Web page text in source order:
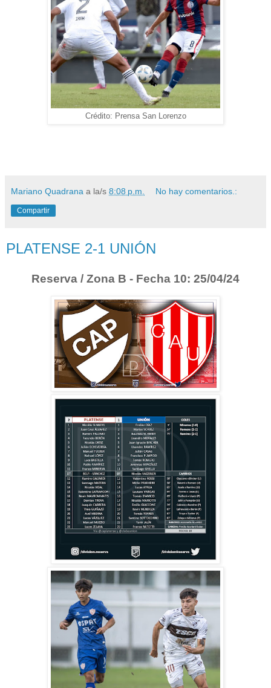
Crédito: Prensa San Lorenzo
Mariano Quadrana a la/s 8:08 p.m. No hay comentarios.:
Compartir
PLATENSE 2-1 UNIÓN
Reserva / Zona B - Fecha 10: 25/04/24